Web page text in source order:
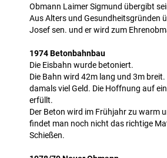
Obmann Laimer Sigmund übergibt
Aus Alters und Gesundheitsgründen
Josef sen. und er wird zum
1974 Betonbahnbau
Die Eisbahn wurde betoniert.
Die Bahn wird 42m lang und 3m
damals viel Geld. Die Hoffnung auf
erfüllt.
Der Beton wird im Frühjahr zu warm
findet man noch nicht das richtige
Schießen.